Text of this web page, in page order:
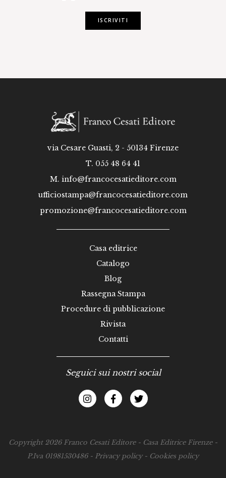
ISCRIVITI
via Cesare Guasti, 2 - 50134 Firenze
T. 055 48 64 41
M. info@francocesatieditore.com
ufficiostampa@francocesatieditore.com
promozione@francocesatieditore.com
Casa editrice
Catalogo
Blog
Rassegna Stampa
Procedure di pubblicazione
Rivista
Contatti
Seguici sui nostri social
Copyright 2026 Franco Cesati Editore - Casa Editrice Firenze -
P.Iva 01981530486 - Privacy policy- Cookies policy